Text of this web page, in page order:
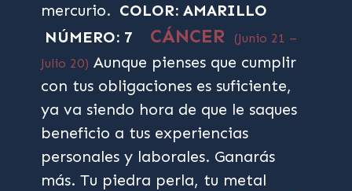
mercurio. COLOR: AMARILLO
NÚMERO: 7
CÁNCER
(Junio 21 –
Julio 20) Aunque pienses que cumplir
con tus obligaciones es suficiente,
ya va siendo hora de que le saques
beneficio a tus experiencias
personales y laborales. Ganarás
más. Tu piedra perla, tu metal